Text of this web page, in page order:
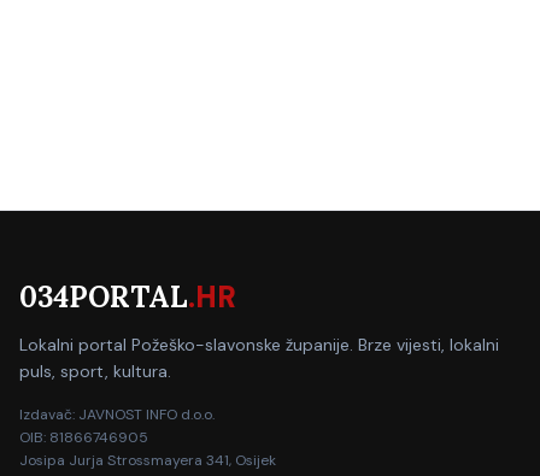
034PORTAL.HR
Lokalni portal Požeško-slavonske županije. Brze vijesti, lokalni
puls, sport, kultura.
Izdavač: JAVNOST INFO d.o.o.
OIB: 81866746905
Josipa Jurja Strossmayera 341, Osijek